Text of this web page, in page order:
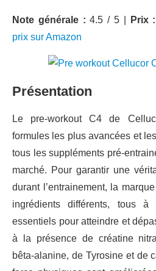
Note générale : 4.5 / 5 | Prix :
prix sur Amazon
Présentation
Le pre-workout C4 de
formules les plus avancées et
tous les suppléments pré-
marché. Pour garantir une
durant l’entrainement, la
ingrédients différents, tous
essentiels pour atteindre et
à la présence de créatine
bêta-alanine, de Tyrosine et de